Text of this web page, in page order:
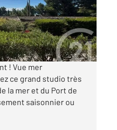
! Vue mer
ce grand studio très
la mer et du Port de
saisonnier ou